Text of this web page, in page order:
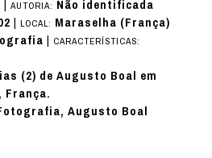
| AUTORIA: Não identificada
| LOCAL: Maraselha (França)
| CARACTERÍSTICAS:
(2) de Augusto Boal em
França.
Augusto Boal